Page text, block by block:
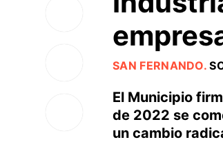
SAN FERNANDO.
El Municipio
de 2022 se
un cambio